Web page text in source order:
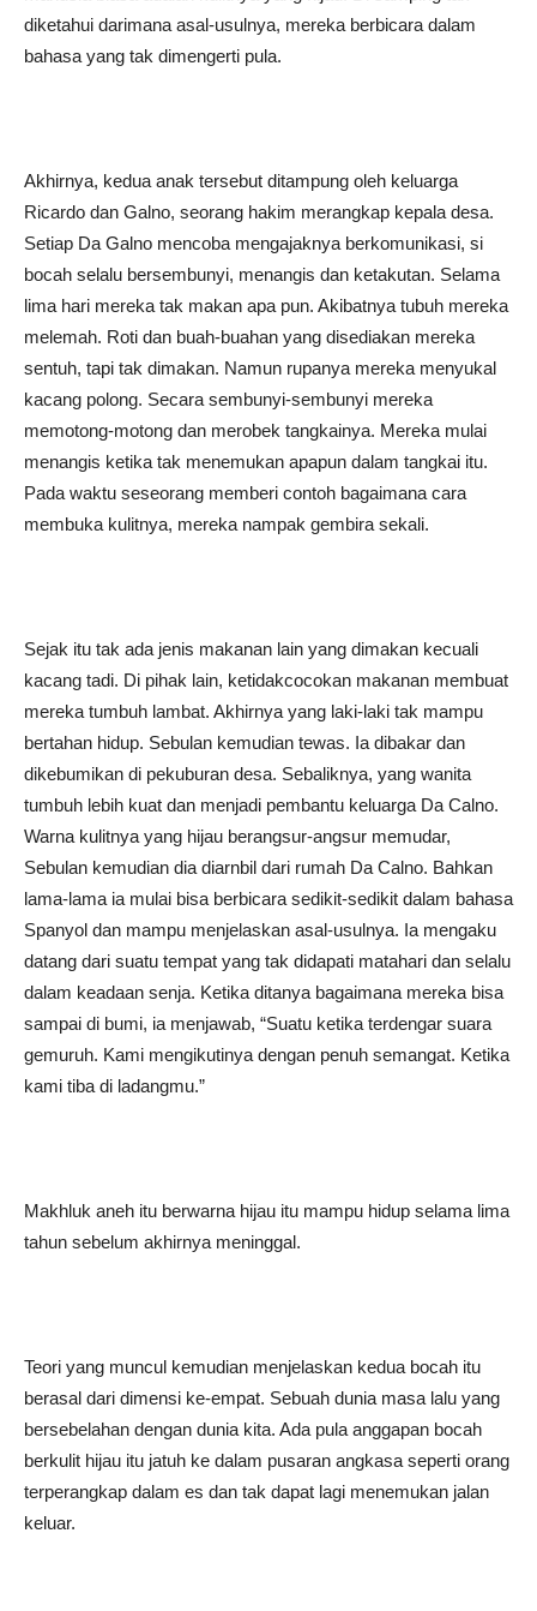
diketahui darimana asal-usulnya, mereka berbicara dalam
bahasa yang tak dimengerti pula.
Akhirnya, kedua anak tersebut ditampung oleh keluarga
Ricardo dan Galno, seorang hakim merangkap kepala desa.
Setiap Da Galno mencoba mengajaknya berkomunikasi, si
bocah selalu bersembunyi, menangis dan ketakutan. Selama
lima hari mereka tak makan apa pun. Akibatnya tubuh mereka
melemah. Roti dan buah-buahan yang disediakan mereka
sentuh, tapi tak dimakan. Namun rupanya mereka menyukal
kacang polong. Secara sembunyi-sembunyi mereka
memotong-motong dan merobek tangkainya. Mereka mulai
menangis ketika tak menemukan apapun dalam tangkai itu.
Pada waktu seseorang memberi contoh bagaimana cara
membuka kulitnya, mereka nampak gembira sekali.
Sejak itu tak ada jenis makanan lain yang dimakan kecuali
kacang tadi. Di pihak lain, ketidakcocokan makanan membuat
mereka tumbuh lambat. Akhirnya yang laki-laki tak mampu
bertahan hidup. Sebulan kemudian tewas. Ia dibakar dan
dikebumikan di pekuburan desa. Sebaliknya, yang wanita
tumbuh lebih kuat dan menjadi pembantu keluarga Da Calno.
Warna kulitnya yang hijau berangsur-angsur memudar,
Sebulan kemudian dia diarnbil dari rumah Da Calno. Bahkan
lama-lama ia mulai bisa berbicara sedikit-sedikit dalam bahasa
Spanyol dan mampu menjelaskan asal-usulnya. Ia mengaku
datang dari suatu tempat yang tak didapati matahari dan selalu
dalam keadaan senja. Ketika ditanya bagaimana mereka bisa
sampai di bumi, ia menjawab, “Suatu ketika terdengar suara
gemuruh. Kami mengikutinya dengan penuh semangat. Ketika
kami tiba di ladangmu.”
Makhluk aneh itu berwarna hijau itu mampu hidup selama lima
tahun sebelum akhirnya meninggal.
Teori yang muncul kemudian menjelaskan kedua bocah itu
berasal dari dimensi ke-empat. Sebuah dunia masa lalu yang
bersebelahan dengan dunia kita. Ada pula anggapan bocah
berkulit hijau itu jatuh ke dalam pusaran angkasa seperti orang
terperangkap dalam es dan tak dapat lagi menemukan jalan
keluar.